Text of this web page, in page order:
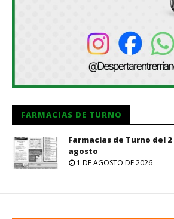
FARMACIAS DE TURNO
Farmacias de Turno del
agosto
1 DE AGOSTO DE 2026